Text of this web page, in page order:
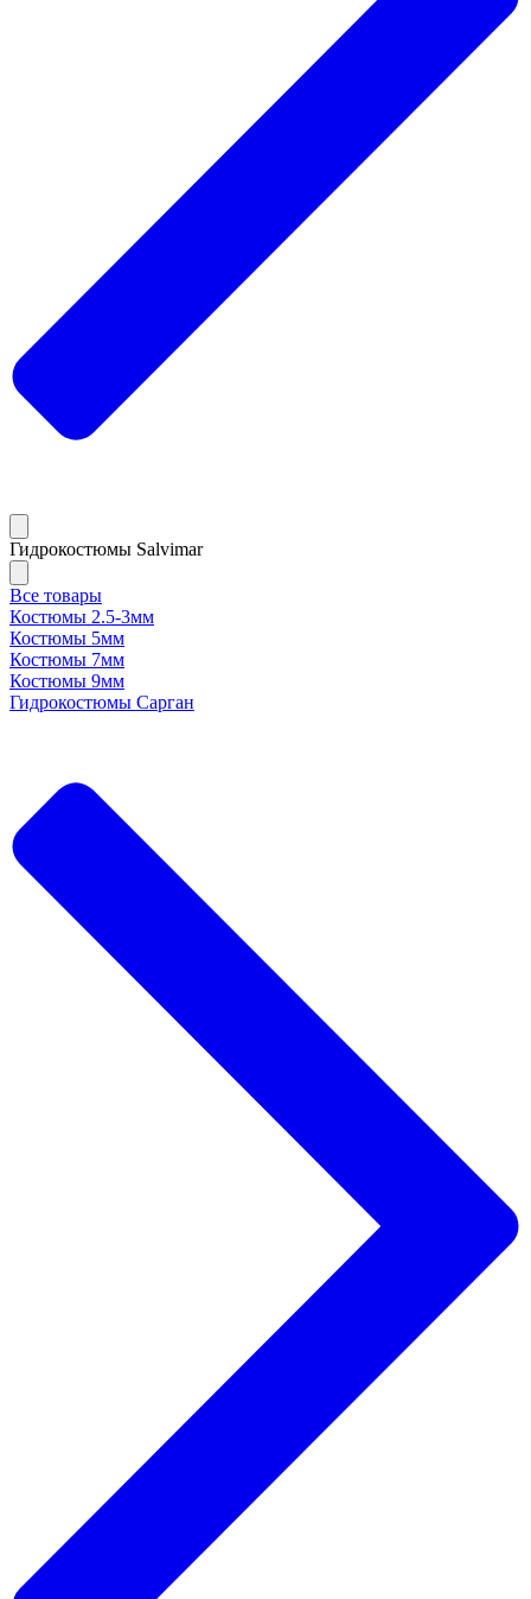
Гидрокостюмы Salvimar
Все товары
Костюмы 2.5-3мм
Костюмы 5мм
Костюмы 7мм
Костюмы 9мм
Гидрокостюмы Сарган